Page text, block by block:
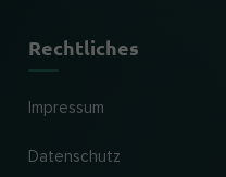
Rechtliches
Impressum
Datenschutz